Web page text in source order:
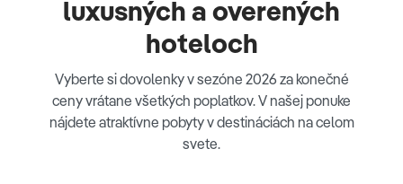
luxusných a overených
hoteloch
Vyberte si dovolenky v sezóne 2026 za konečné
ceny vrátane všetkých poplatkov. V našej ponuke
nájdete atraktívne pobyty v destináciách na celom
svete.